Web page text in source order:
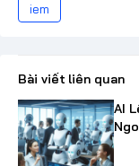
iem
Bài viết liên quan
AI